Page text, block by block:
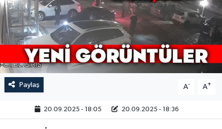
Paylaş A- A+
20.09.2025 - 18:05 20.09.2025 - 18:36